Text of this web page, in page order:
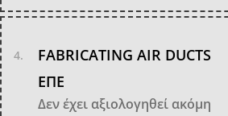
FABRICATING AIR DUCTS
ΕΠΕ
Δεν έχει αξιολογηθεί ακόμη